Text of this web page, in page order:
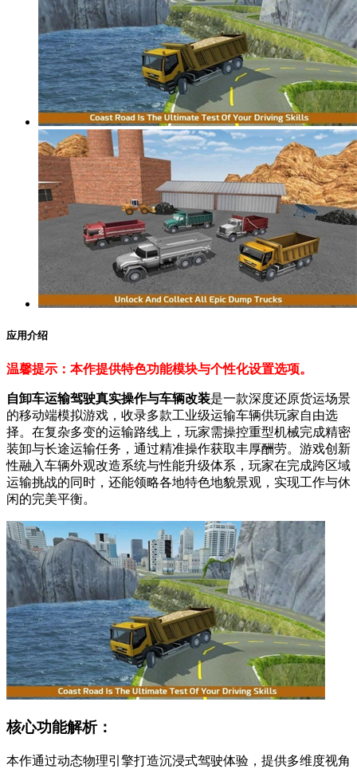
应用介绍
温馨提示：本作提供特色功能模块与个性化设置选项。
自卸车运输驾驶真实操作与车辆改装是一款深度还原货运场景
的移动端模拟游戏，收录多款工业级运输车辆供玩家自由选
择。在复杂多变的运输路线上，玩家需操控重型机械完成精密
装卸与长途运输任务，通过精准操作获取丰厚酬劳。游戏创新
性融入车辆外观改造系统与性能升级体系，玩家在完成跨区域
运输挑战的同时，还能领略各地特色地貌景观，实现工作与休
闲的完美平衡。
核心功能解析：
本作通过动态物理引擎打造沉浸式驾驶体验，提供多维度视角